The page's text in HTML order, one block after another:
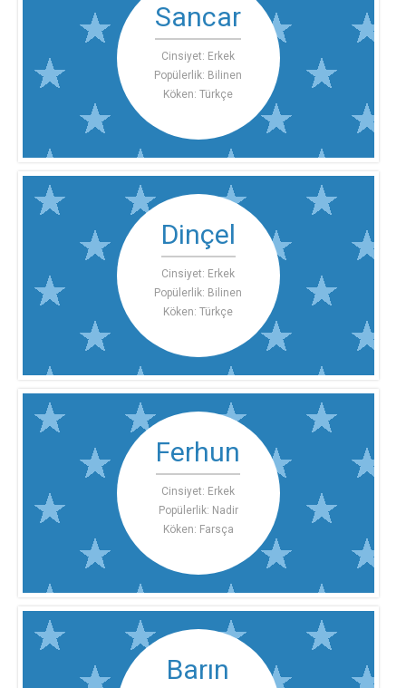
Sancar
Cinsiyet: Erkek
Popülerlik: Bilinen
Köken: Türkçe
Dinçel
Cinsiyet: Erkek
Popülerlik: Bilinen
Köken: Türkçe
Ferhun
Cinsiyet: Erkek
Popülerlik: Nadir
Köken: Farsça
Barın